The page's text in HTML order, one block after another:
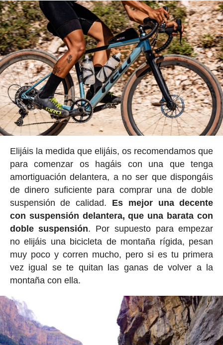
Elijáis la medida que elijáis, os recomendamos que
para comenzar os hagáis con una que tenga
amortiguación delantera, a no ser que dispongáis
de dinero suficiente para comprar una de doble
suspensión de calidad. Es mejor una decente
con suspensión delantera, que una barata con
doble suspensión. Por supuesto para empezar
no elijáis una bicicleta de montaña rígida, pesan
muy poco y corren mucho, pero si es tu primera
vez igual se te quitan las ganas de volver a la
montaña con ella.